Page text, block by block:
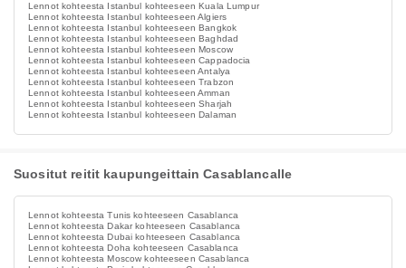
Lennot kohteesta Istanbul kohteeseen Kuala Lumpur
Lennot kohteesta Istanbul kohteeseen Algiers
Lennot kohteesta Istanbul kohteeseen Bangkok
Lennot kohteesta Istanbul kohteeseen Baghdad
Lennot kohteesta Istanbul kohteeseen Moscow
Lennot kohteesta Istanbul kohteeseen Cappadocia
Lennot kohteesta Istanbul kohteeseen Antalya
Lennot kohteesta Istanbul kohteeseen Trabzon
Lennot kohteesta Istanbul kohteeseen Amman
Lennot kohteesta Istanbul kohteeseen Sharjah
Lennot kohteesta Istanbul kohteeseen Dalaman
Suositut reitit kaupungeittain Casablancalle
Lennot kohteesta Tunis kohteeseen Casablanca
Lennot kohteesta Dakar kohteeseen Casablanca
Lennot kohteesta Dubai kohteeseen Casablanca
Lennot kohteesta Doha kohteeseen Casablanca
Lennot kohteesta Moscow kohteeseen Casablanca